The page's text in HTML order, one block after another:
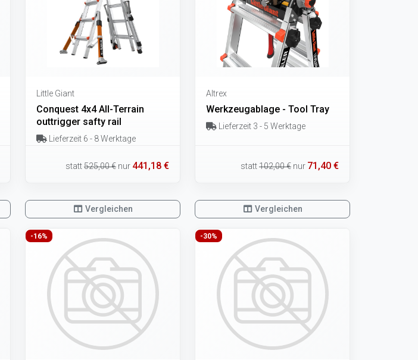
Little Giant
Conquest 4x4 All-Terrain
outtrigger safty rail
Lieferzeit 6 - 8 Werktage
statt525,00 € nur 441,18 €
Vergleichen
Altrex
Werkzeugablage - Tool Tray
Lieferzeit 3 - 5 Werktage
statt102,00 € nur 71,40 €
Vergleichen
-16% -30%